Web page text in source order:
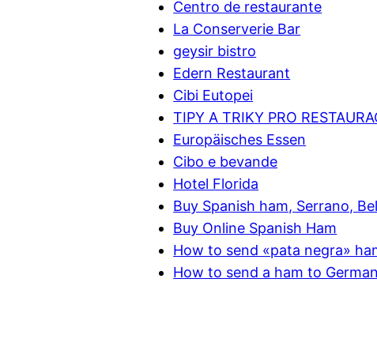
Centro de restaurante
La Conserverie Bar
geysir bistro
Edern Restaurant
Cibi Eutopei
TIPY A TRIKY PRO
Europäisches Essen
Cibo e bevande
Hotel Florida
Buy Spanish ham, Serrano,
Buy Online Spanish Ham
How to send «pata negra»
How to send a ham to